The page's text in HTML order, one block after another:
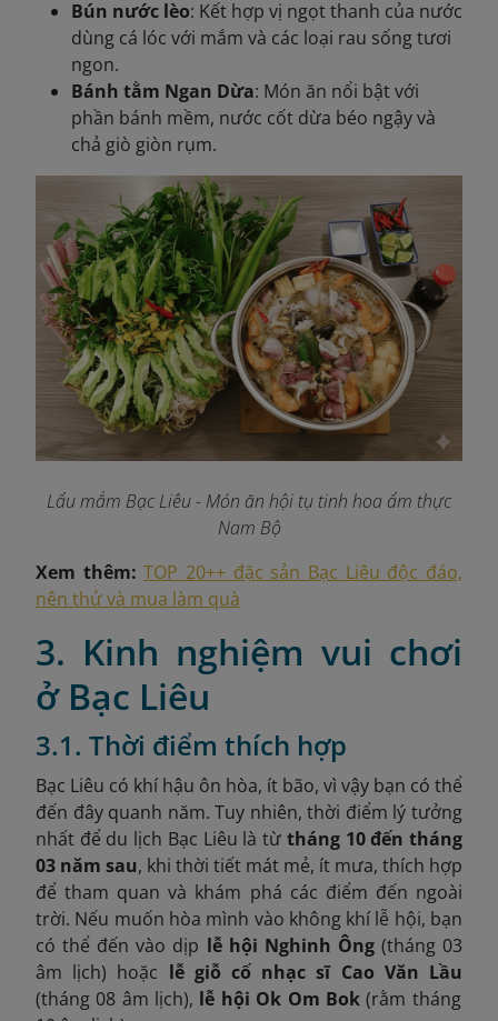
Bún nước lèo: Kết hợp vị ngọt thanh của nước
dùng cá lóc với mắm và các loại rau sống tươi
ngon.
Bánh tằm Ngan Dừa: Món ăn nổi bật với
phần bánh mềm, nước cốt dừa béo ngậy và
chả giò giòn rụm.
Lẩu mắm Bạc Liêu - Món ăn hội tụ tinh hoa ẩm thực
Nam Bộ
Xem thêm:TOP 20++ đặc sản Bạc Liêu độc đáo,
nên thử và mua làm quà
3. Kinh nghiệm vui chơi
ở Bạc Liêu
3.1. Thời điểm thích hợp
Bạc Liêu có khí hậu ôn hòa, ít bão, vì vậy bạn có thể
đến đây quanh năm. Tuy nhiên, thời điểm lý tưởng
nhất để du lịch Bạc Liêu là từ tháng 10 đến tháng
03 năm sau, khi thời tiết mát mẻ, ít mưa, thích hợp
để tham quan và khám phá các điểm đến ngoài
trời. Nếu muốn hòa mình vào không khí lễ hội, bạn
có thể đến vào dịp lễ hội Nghinh Ông(tháng 03
âm lịch) hoặc lễ giỗ cố nhạc sĩ Cao Văn Lầu
(tháng 08 âm lịch), lễ hội Ok Om Bok(rằm tháng